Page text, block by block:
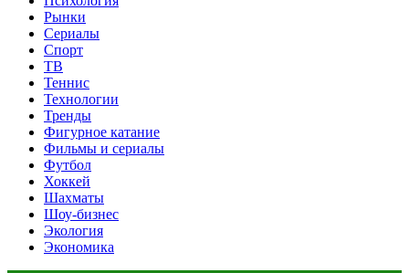
Рынки
Сериалы
Спорт
ТВ
Теннис
Технологии
Тренды
Фигурное катание
Фильмы и сериалы
Футбол
Хоккей
Шахматы
Шоу-бизнес
Экология
Экономика